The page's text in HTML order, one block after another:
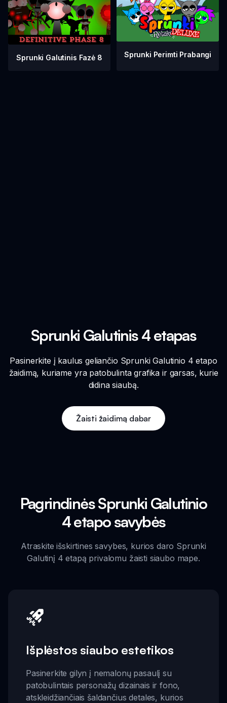
Sprunki Galutinis Fazė 8 Sprunki Perimti Prabangi
Sprunki Galutinis 4 etapas
Pasinerkite į kaulus geliančio Sprunki Galutinio 4 etapo
žaidimą, kuriame yra patobulinta grafika ir garsas, kurie
didina siaubą.
Žaisti žaidimą dabar
Pagrindinės Sprunki Galutinio
4 etapo savybės
Atraskite išskirtines savybes, kurios daro Sprunki
Galutinį 4 etapą privalomu žaisti siaubo mape.
Išplėstos siaubo estetikos
Pasinerkite gilyn į nemalonų pasaulį su
patobulintais personažų dizainais ir fono,
atskleidžiančiais šaldančius detales, kurios